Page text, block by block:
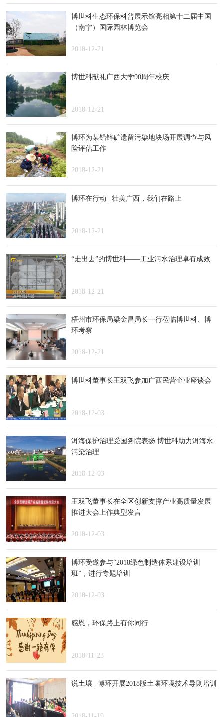
博世科生态环保科普展示馆亮相第十二届中国
（南宁）国际园林博览会
2018-12-21
博世科献礼广西大学90周年校庆
2018-12-21
博环为某铅锌矿遗留污染地块场开展调查与风
险评估工作
2018-12-21
博环在行动 | 壮美广西，我们在路上
2018-12-21
“走出去”的博世科——工业污水治理卓有成效
2018-12-21
梧州市环保局梁金昌局长一行莅临博世科、博
环考察
2018-12-21
博世科董事长王双飞参加广西民营企业座谈会
2018-12-03
洱海保护治理受国务院表扬 博世科助力洱海水
污染治理
2018-12-03
王双飞董事长在全区创新支撑产业高质量发展
推进大会上作典型发言
2018-12-03
博环受邀参与“2018绿色制造体系建设培训
班”，进行专题培训
2018-12-03
感恩，环保路上有你同行
2018-11-23
说土壤 | 博环开展2018版土壤环境技术导则培训